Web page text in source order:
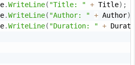
.WriteLine( "Title: " + Title) ;
.WriteLine( "Author: " + Author)
.WriteLine( "Duration: " +